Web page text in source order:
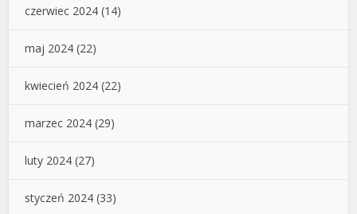
czerwiec 2024 (14)
maj 2024 (22)
kwiecień 2024 (22)
marzec 2024 (29)
luty 2024 (27)
styczeń 2024 (33)